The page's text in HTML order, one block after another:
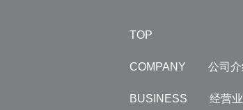
TOP
COMPANY 公司介
BUSINESS 经营业